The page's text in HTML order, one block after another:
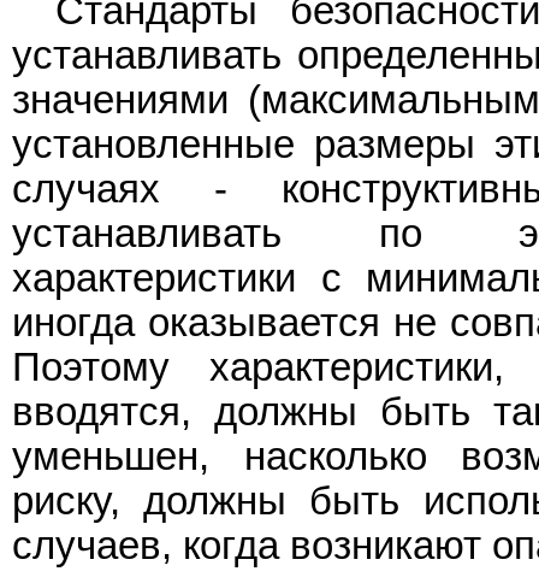
Стандарты
устанавливать
значениями
установленные размеры
случаях -
устанавливать по
характеристики с
иногда оказывается не
Поэтому
вводятся, должны быть
уменьшен, насколько
риску, должны быть
случаев, когда возникают